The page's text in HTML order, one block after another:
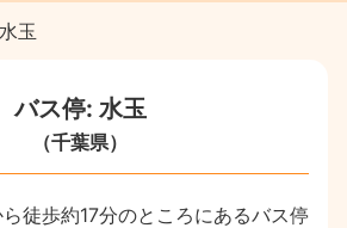
水玉
バス停: 水玉
（千葉県）
徒歩約17分のところにあるバス停